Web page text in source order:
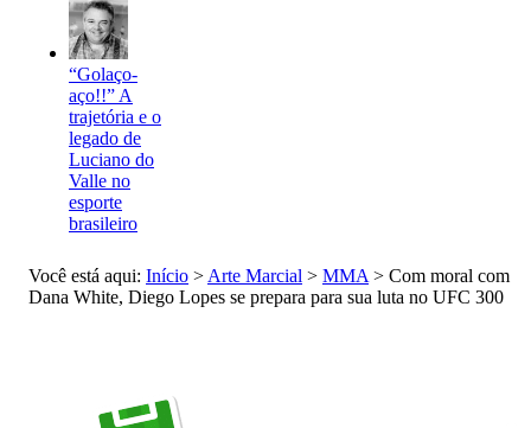
“Golaço-
aço!!” A
trajetória e o
legado de
Luciano do
Valle no
esporte
brasileiro
Você está aqui: Início > Arte Marcial > MMA > Com moral com
Dana White, Diego Lopes se prepara para sua luta no UFC 300